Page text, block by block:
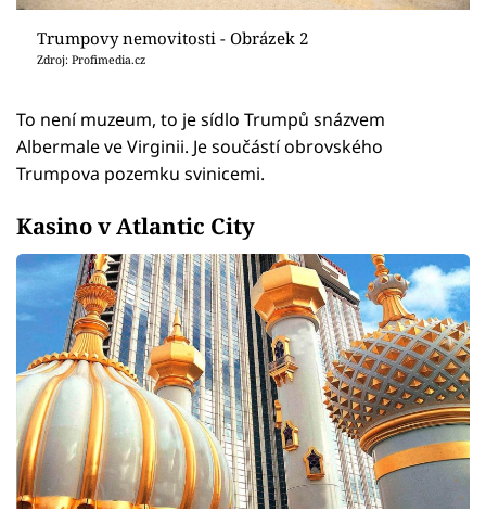
Trumpovy nemovitosti - Obrázek 2
Zdroj: Profimedia.cz
To není muzeum, to je sídlo Trumpů snázvem
Albermale ve Virginii. Je součástí obrovského
Trumpova pozemku svinicemi.
Kasino v Atlantic City